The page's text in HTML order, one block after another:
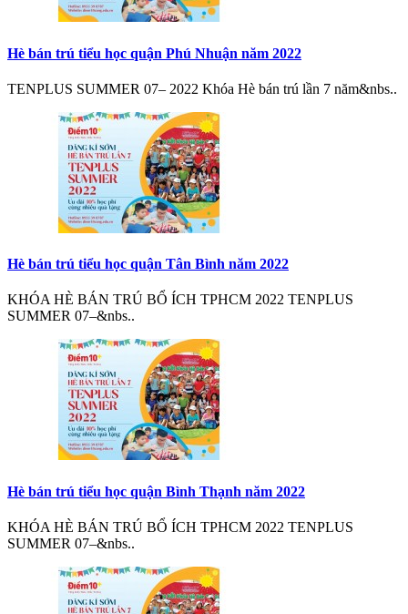
Hè bán trú tiểu học quận Phú Nhuận năm 2022
TENPLUS SUMMER 07– 2022 Khóa Hè bán trú lần 7 năm&nbs..
Hè bán trú tiểu học quận Tân Bình năm 2022
KHÓA HÈ BÁN TRÚ BỔ ÍCH TPHCM 2022 TENPLUS
SUMMER 07–&nbs..
Hè bán trú tiểu học quận Bình Thạnh năm 2022
KHÓA HÈ BÁN TRÚ BỔ ÍCH TPHCM 2022 TENPLUS
SUMMER 07–&nbs..